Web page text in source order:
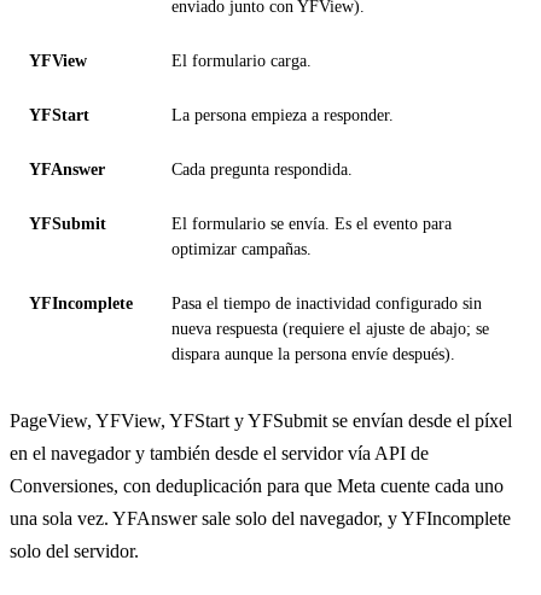
enviado junto con YFView).
YFView El formulario carga.
YFStart La persona empieza a responder.
YFAnswer Cada pregunta respondida.
YFSubmit
El formulario se envía. Es el evento para
optimizar campañas.
YFIncomplete
Pasa el tiempo de inactividad configurado sin
nueva respuesta (requiere el ajuste de abajo; se
dispara aunque la persona envíe después).
PageView, YFView, YFStart y YFSubmit se envían desde el píxel
en el navegador y también desde el servidor vía API de
Conversiones, con deduplicación para que Meta cuente cada uno
una sola vez. YFAnswer sale solo del navegador, y YFIncomplete
solo del servidor.